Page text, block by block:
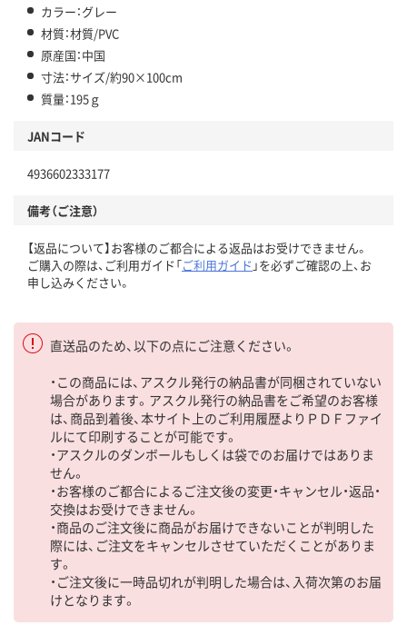
カラー：グレー
材質：材質/PVC
原産国：中国
寸法：サイズ/約90×100cm
質量：195ｇ
JANコード
4936602333177
備考（ご注意）
【返品について】お客様のご都合による返品はお受けできません。
ご購入の際は、ご利用ガイド「ご利用ガイド 」を必ずご確認の上、お
申し込みください。
直送品のため、以下の点にご注意ください。
・この商品には、アスクル発行の納品書が同梱されていない
場合があります。アスクル発行の納品書をご希望のお客様
は、商品到着後、本サイト上のご利用履歴よりＰＤＦファイ
ルにて印刷することが可能です。
・アスクルのダンボールもしくは袋でのお届けではありま
せん。
・お客様のご都合によるご注文後の変更・キャンセル・返品・
交換はお受けできません。
・商品のご注文後に商品がお届けできないことが判明した
際には、ご注文をキャンセルさせていただくことがありま
す。
・ご注文後に一時品切れが判明した場合は、入荷次第のお届
けとなります。